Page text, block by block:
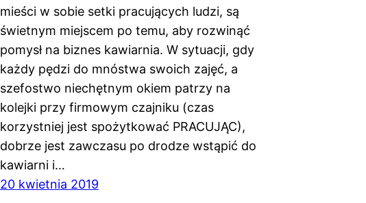
mieści w sobie setki pracujących ludzi, są
świetnym miejscem po temu, aby rozwinąć
pomysł na biznes kawiarnia. W sytuacji, gdy
każdy pędzi do mnóstwa swoich zajęć, a
szefostwo niechętnym okiem patrzy na
kolejki przy firmowym czajniku (czas
korzystniej jest spożytkować PRACUJĄC),
dobrze jest zawczasu po drodze wstąpić do
kawiarni i…
20 kwietnia 2019